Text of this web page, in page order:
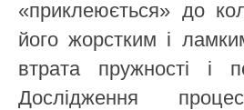
«приклеюється» до
його жорстким і
втрата пружності і
Дослідження